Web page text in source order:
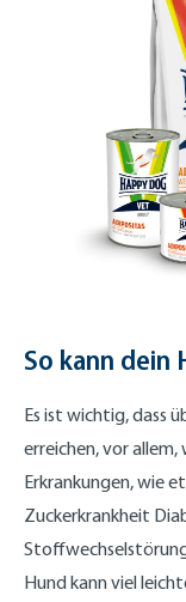
So kann dein
Es ist wichtig, dass
erreichen, vor allem,
Erkrankungen, wie
Zuckerkrankheit
Hund kann viel